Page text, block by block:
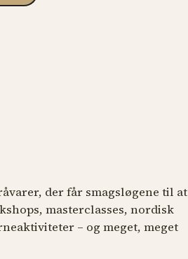
der får smagsløgene til at
masterclasses, nordisk
– og meget, meget